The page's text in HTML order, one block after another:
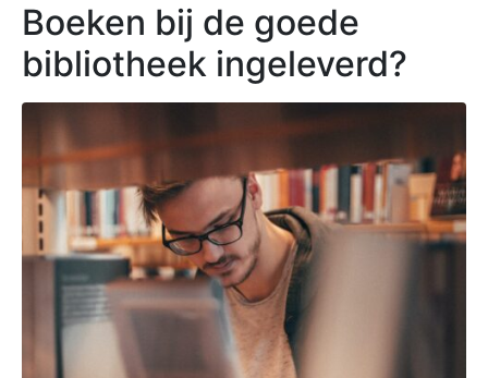
Boeken bij de goede
bibliotheek ingeleverd?